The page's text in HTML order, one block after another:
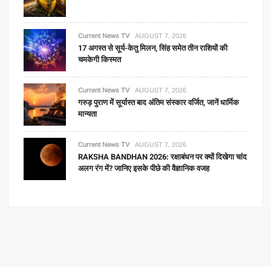
Current News TV AUGUST 7, 2026
17 अगस्त से सूर्य-केतु मिलन, सिंह समेत तीन राशियों की
चमकेगी किस्मत
Current News TV AUGUST 7, 2026
गरुड़ पुराण में सूर्यास्त बाद अंतिम संस्कार वर्जित, जानें धार्मिक
मान्यता
Current News TV AUGUST 7, 2026
RAKSHA BANDHAN 2026: रक्षाबंधन पर क्यों दिखेगा चांद
अलग रंग में? जानिए इसके पीछे की वैज्ञानिक वजह